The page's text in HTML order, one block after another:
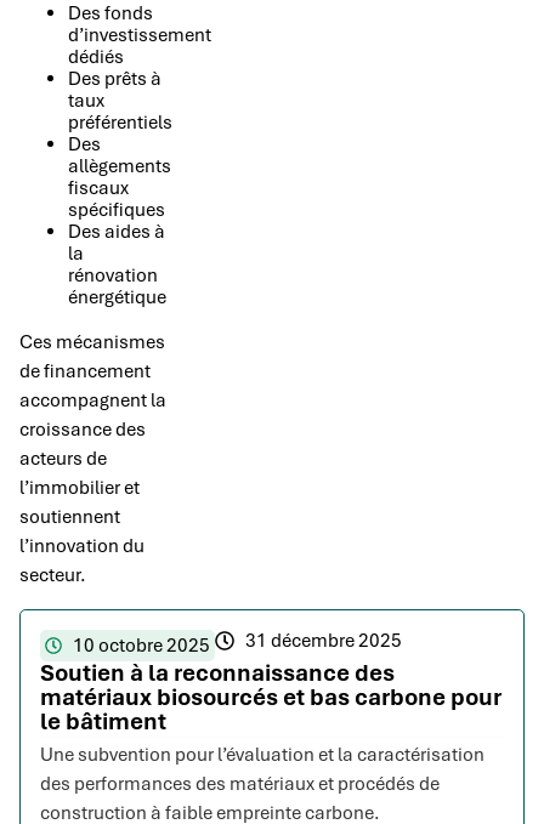
Des fonds
d’investissement
dédiés
Des prêts à
taux
préférentiels
Des
allègements
fiscaux
spécifiques
Des aides à
la
rénovation
énergétique
Ces mécanismes
de financement
accompagnent la
croissance des
acteurs de
l’immobilier et
soutiennent
l’innovation du
secteur.
10 octobre 2025 31 décembre 2025
Soutien à la reconnaissance des
matériaux biosourcés et bas carbone pour
le bâtiment
Une subvention pour l’évaluation et la caractérisation
des performances des matériaux et procédés de
construction à faible empreinte carbone.